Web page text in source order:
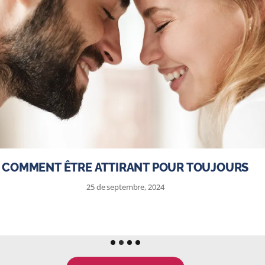
COMMENT ÊTRE ATTIRANT POUR TOUJOURS
25 de septembre, 2024